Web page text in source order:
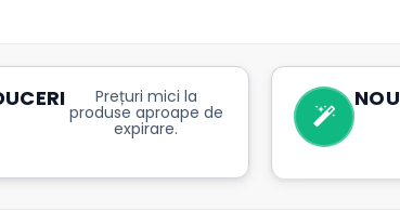
Prețuri mici la
produse aproape de
expirare.